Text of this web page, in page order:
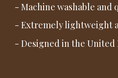
- Machine washable and
- Extremely lightweight
- Designed in the United